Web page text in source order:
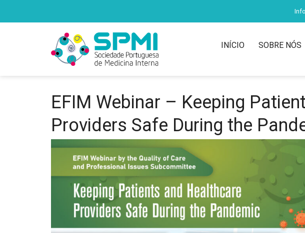
INÍCIO SOBRE NÓS
EFIM Webinar – Keeping
Providers Safe During the